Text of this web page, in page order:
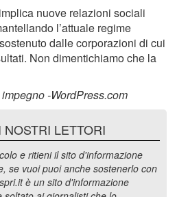
nuove relazioni sociali
l’attuale regime
dalle corporazioni di cui
Non dimentichiamo che la
-WordPress.com
LETTORI
e ritieni il sito d'informazione
se vuoi puoi anche sostenerlo con
è un sito d'informazione